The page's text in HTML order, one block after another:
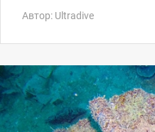
Автор: Ultradive